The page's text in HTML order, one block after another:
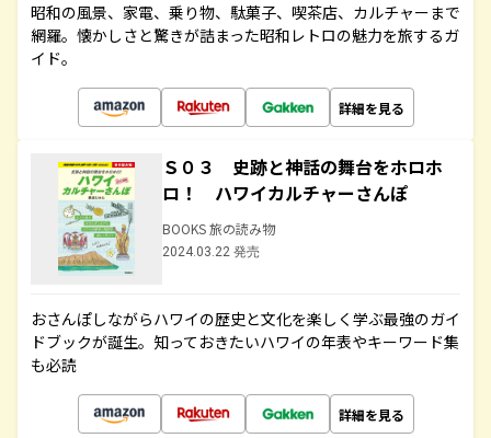
昭和の風景、家電、乗り物、駄菓子、喫茶店、カルチャーまで
網羅。懐かしさと驚きが詰まった昭和レトロの魅力を旅するガ
イド。
詳細を見る
Ｓ０３ 史跡と神話の舞台をホロホ
ロ！ ハワイカルチャーさんぽ
BOOKS 旅の読み物
2024.03.22 発売
おさんぽしながらハワイの歴史と文化を楽しく学ぶ最強のガイ
ドブックが誕生。知っておきたいハワイの年表やキーワード集
も必読
詳細を見る